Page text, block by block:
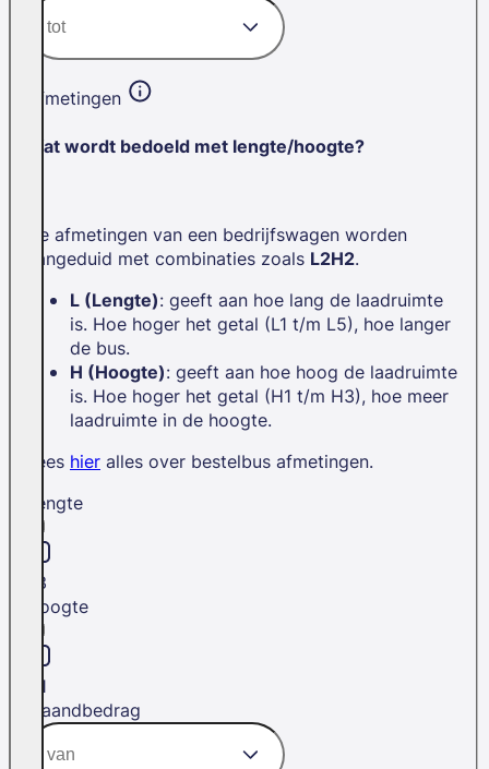
Afmetingen
Wat wordt bedoeld met lengte/hoogte?
De afmetingen van een bedrijfswagen worden
aangeduid met combinaties zoals L2H2.
L (Lengte): geeft aan hoe lang de laadruimte
is. Hoe hoger het getal (L1 t/m L5), hoe langer
de bus.
H (Hoogte): geeft aan hoe hoog de laadruimte
is. Hoe hoger het getal (H1 t/m H3), hoe meer
laadruimte in de hoogte.
Lees hier alles over bestelbus afmetingen.
Lengte
L3
Hoogte
H1
Maandbedrag